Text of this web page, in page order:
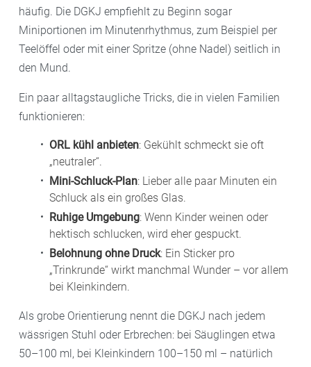
häufig. Die DGKJ empfiehlt zu Beginn sogar
Miniportionen im Minutenrhythmus, zum Beispiel per
Teelöffel oder mit einer Spritze (ohne Nadel) seitlich in
den Mund.
Ein paar alltagstaugliche Tricks, die in vielen Familien
funktionieren:
ORL kühl anbieten: Gekühlt schmeckt sie oft
„neutraler“.
Mini-Schluck-Plan: Lieber alle paar Minuten ein
Schluck als ein großes Glas.
Ruhige Umgebung: Wenn Kinder weinen oder
hektisch schlucken, wird eher gespuckt.
Belohnung ohne Druck: Ein Sticker pro
„Trinkrunde“ wirkt manchmal Wunder – vor allem
bei Kleinkindern.
Als grobe Orientierung nennt die DGKJ nach jedem
wässrigen Stuhl oder Erbrechen: bei Säuglingen etwa
50–100 ml, bei Kleinkindern 100–150 ml – natürlich